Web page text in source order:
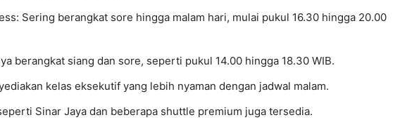
Sering berangkat sore hingga malam hari, mulai pukul 16.30 hingga 20.00
berangkat siang dan sore, seperti pukul 14.00 hingga 18.30 WIB.
kelas eksekutif yang lebih nyaman dengan jadwal malam.
Sinar Jaya dan beberapa shuttle premium juga tersedia.